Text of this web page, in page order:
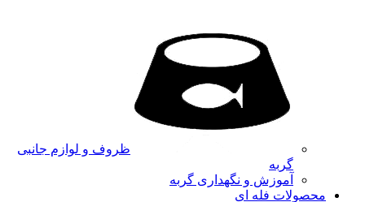
ظروف و لوازم جانبی
گربه
آموزش و نگهداری گربه
محصولات فله ای